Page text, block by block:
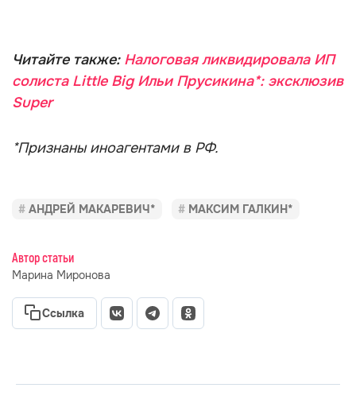
Читайте также: Налоговая ликвидировала ИП
солиста Little Big Ильи Прусикина*: эксклюзив
Super
*Признаны иноагентами в РФ.
АНДРЕЙ МАКАРЕВИЧ* МАКСИМ ГАЛКИН*
Автор статьи
Марина Миронова
Ссылка